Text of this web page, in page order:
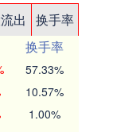
出
换手率
换手率
57.33%
10.57%
1.00%